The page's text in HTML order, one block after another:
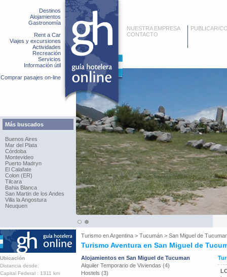
Destinos
Alojamientos
Gastronomía
Rent a Car
Viajes y excursiones
Actividades
Recreación
Servicios
Información útil
Comprar pasajes on-line
Más buscados
Buenos Aires
Mar del Plata
Córdoba
Montevideo
Puerto Madryn
El Calafate
Colon (ER)
Tilcara
Bahia Blanca
San Martin de los Andes
Villa la Angostura
Neuquen
NUESTRA EMPRESA
CONTACTO
PUBLICAR/
Turismo enArgentina > Tucumán > San Miguel de
Turismo Aventura en San Miguel de
Ubicación
Distancia desde:
Capital Federal : 1311 km
Alojamientos en San Miguel de Tucuman
Alquiler Temporario de Viviendas (4)
Hostels (3)